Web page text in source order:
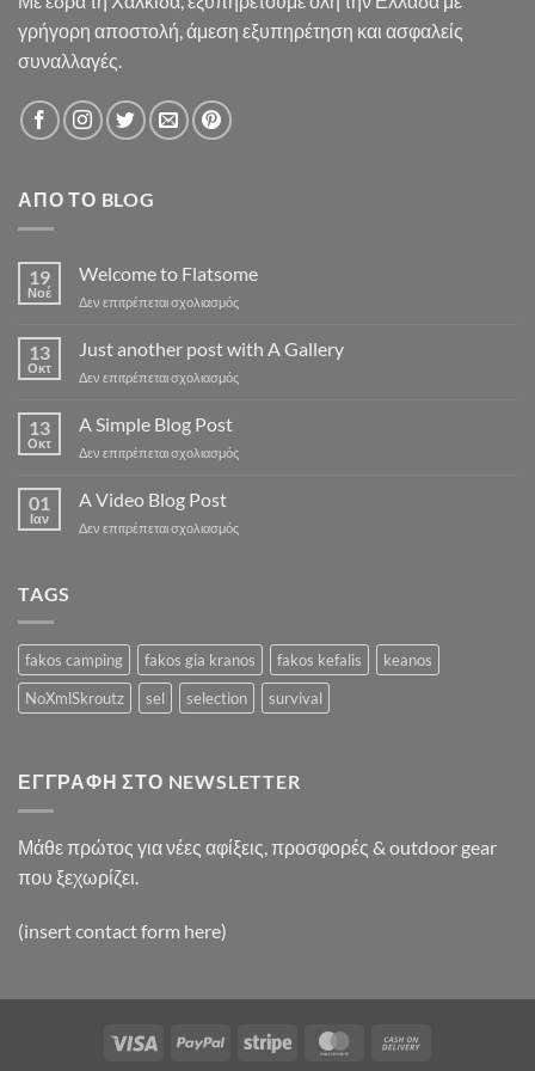
γρήγορη αποστολή, άμεση εξυπηρέτηση και ασφαλείς
συναλλαγές.
ΑΠΌ ΤΟ BLOG
19
Νοέ
Welcome to Flatsome
Δεν επιτρέπεται σχολιασμόςστο
to
Flatsome
13
Οκτ
Just another post with A Gallery
Δεν επιτρέπεται σχολιασμόςστο
with
13
Οκτ
A Simple Blog Post
Δεν επιτρέπεται σχολιασμόςστο
Post
01
Ιαν
A Video Blog Post
Δεν επιτρέπεται σχολιασμόςστο
TAGS
fakos camping fakos gia kranos fakos kefalis
keanos
NoXmlSkroutz
sel selection survival
ΕΓΓΡΑΦΉ ΣΤΟ NEWSLETTER
Μάθε πρώτος για νέες αφίξεις, προσφορές & outdoor gear
που ξεχωρίζει.
(insert contact form here)
Visa PayPal Stripe MasterCard